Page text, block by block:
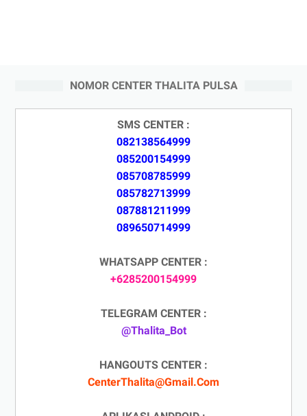
NOMOR CENTER THALITA PULSA
SMS CENTER :
082138564999
085200154999
085708785999
085782713999
087881211999
089650714999
WHATSAPP CENTER :
+6285200154999
TELEGRAM CENTER :
@Thalita_Bot
HANGOUTS CENTER :
CenterThalita@Gmail.Com